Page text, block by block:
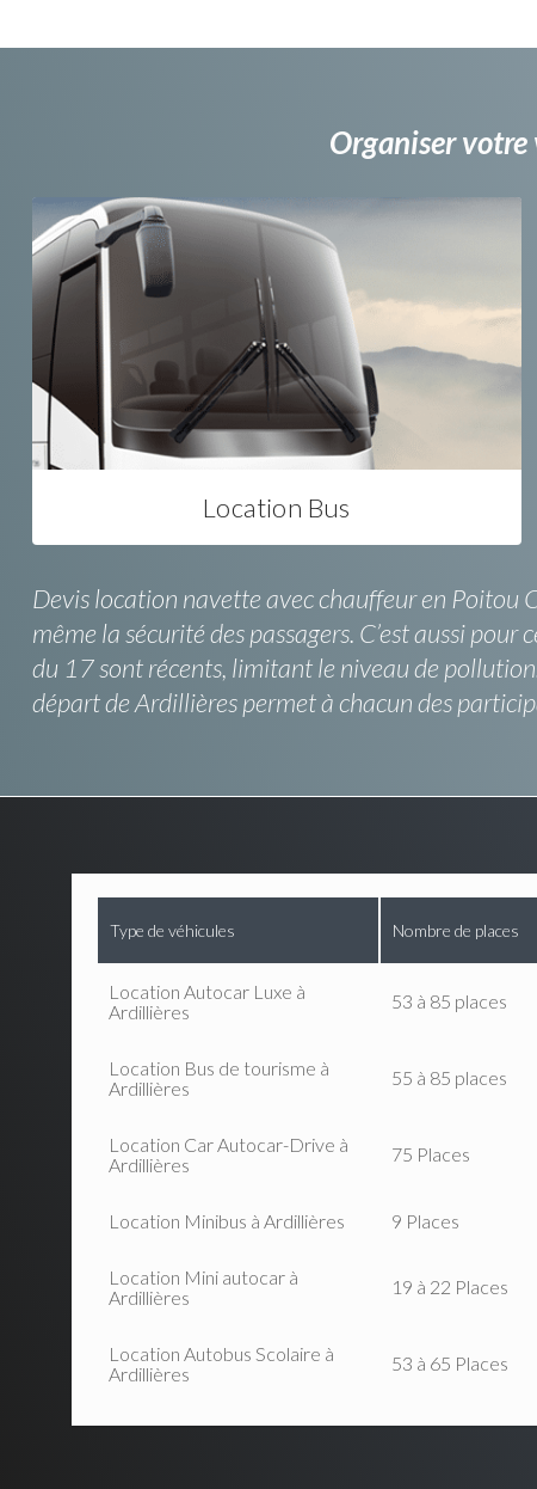
Organiser votre
Location Bus
Devis location navette avec chauffeur en Poitou
même la sécurité des passagers. C’est aussi
du 17 sont récents, limitant le niveau de
départ de Ardillières permet à chacun des
Type de véhicules Nombre de places
Location Autocar Luxe à
Ardillières
53 à 85 places
Location Bus de tourisme à
Ardillières
55 à 85 places
Location Car Autocar-Drive à
Ardillières
75 Places
Location Minibus à Ardillières 9 Places
Location Mini autocar à
Ardillières
19 à 22 Places
Location Autobus Scolaire à
Ardillières
53 à 65 Places